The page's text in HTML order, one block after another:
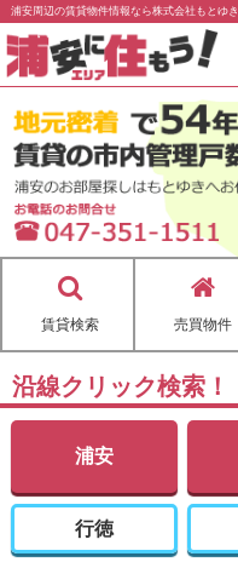
浦安周辺の賃貸物件情報なら株式会社もとゆき
賃貸検索 売買物件
沿線クリック検索！
浦安
行徳